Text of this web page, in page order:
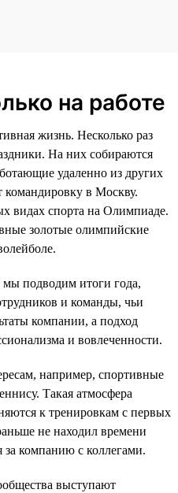
на работе
жизнь. Несколько раз
На них собираются
удаленно из других
в Москву.
видах спорта на Олимпиаде.
золотые олимпийские
подводим итоги года,
и команды, чьи
компании, а подход
и вовлеченности.
например, спортивные
Такая атмосфера
к тренировкам с первых
не находил времени
за компанию с коллегами.
выступают